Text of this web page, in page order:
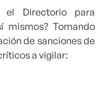
el Directorio para
mismos? Tomando
de sanciones de
a vigilar: